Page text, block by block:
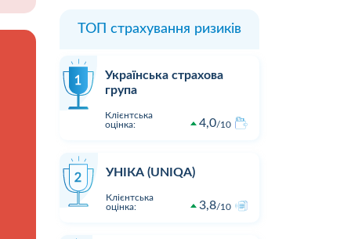
ТОП страхування ризиків
Українська страхова
група
Клієнтська
оцінка:
4,0 10
УНІКА (UNIQA)
Клієнтська
оцінка:
3,8 10